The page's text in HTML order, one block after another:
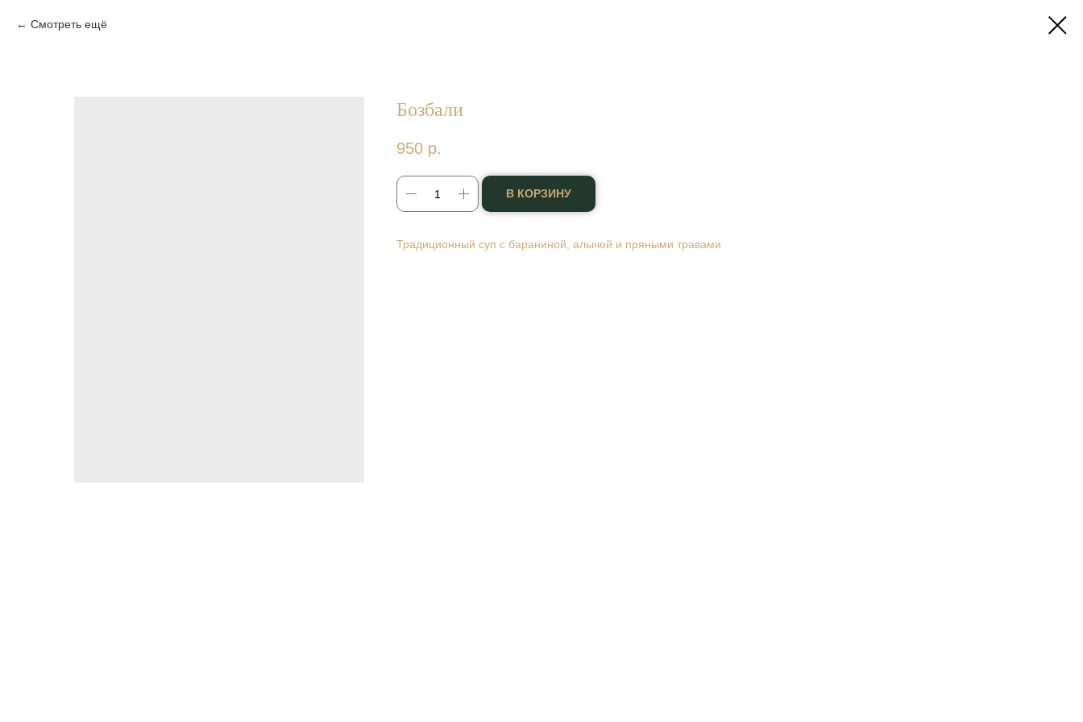
Смотреть ещё
Бозбали
950 р.
В КОРЗИНУ
Традиционный суп с бараниной, алычой и пряными травами